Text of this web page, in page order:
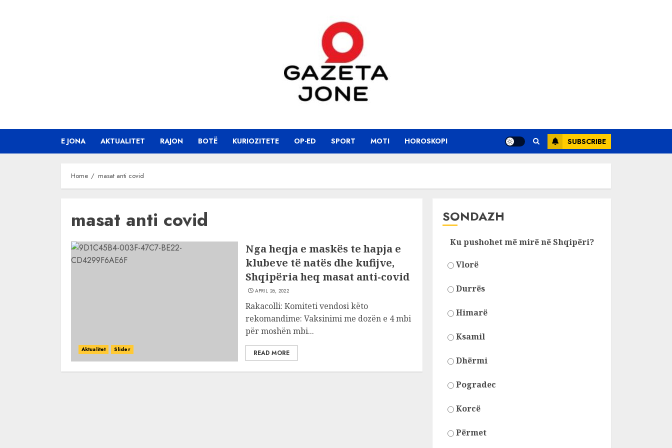
E JONA AKTUALITET RAJON BOTË KURIOZITETE OP-ED SPORT MOTI HOROSKOPI SUBSCRIBE
Home masat anti covid
masat anti covid
Aktualitet Slider
Nga heqja e maskës te hapja e
klubeve të natës dhe kufijve,
Shqipëria heq masat anti-covid
APRIL 26, 2022
Rakacolli: Komiteti vendosi këto
rekomandime: Vaksinimi me dozën e 4 mbi
për moshën mbi...
READ MORE
SONDAZH
Ku pushohet më mirë në Shqipëri?
Vlorë
Durrës
Himarë
Ksamil
Dhërmi
Pogradec
Korcë
Përmet